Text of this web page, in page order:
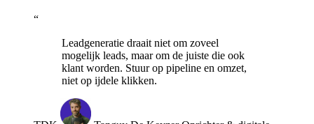
“
Leadgeneratie draait niet om zoveel
mogelijk leads, maar om de juiste die ook
klant worden. Stuur op pipeline en omzet,
niet op ijdele klikken.